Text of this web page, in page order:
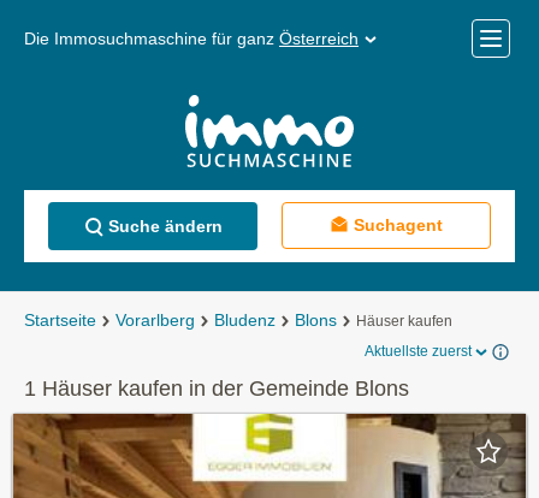
Die Immosuchmaschine für ganz Österreich
Menü
Suche ändern Suchagent
Startseite Vorarlberg Bludenz Blons
Häuser kaufen
Aktuellste zuerst
1 Häuser kaufen in der Gemeinde Blons